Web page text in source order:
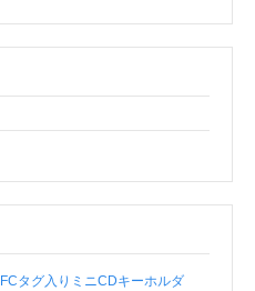
タグ入りミニCDキーホルダ